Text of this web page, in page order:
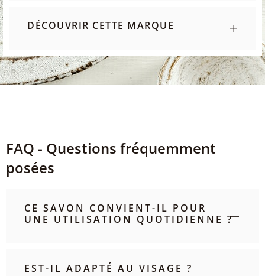
DÉCOUVRIR CETTE MARQUE
FAQ - Questions fréquemment
posées
CE SAVON CONVIENT-IL POUR
UNE UTILISATION QUOTIDIENNE ?
EST-IL ADAPTÉ AU VISAGE ?